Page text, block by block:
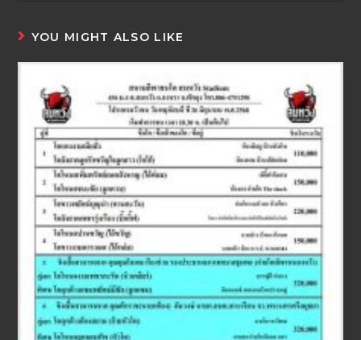
YOU MIGHT ALSO LIKE